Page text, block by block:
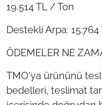
19.514 TL / Ton
Destekli Arpa:
ÖDEMELER NE
TMO'ya ürününü
bedelleri, teslimat